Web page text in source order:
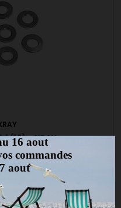
(10) - XRAY
(0)
(10) - XRAY
16 aout
commandes
aout